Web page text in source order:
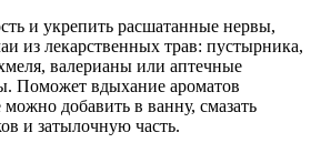
и укрепить расшатанные нервы,
из лекарственных трав: пустырника,
валерианы или аптечные
Поможет вдыхание ароматов
добавить в ванну, смазать
и затылочную часть.